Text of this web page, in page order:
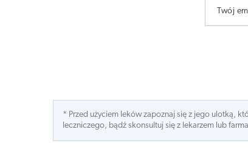
Twój
* Przed użyciem leków zapoznaj się z jego ulotką,
leczniczego, bądź skonsultuj się z lekarzem lub